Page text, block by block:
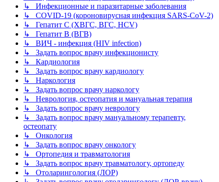
↳ Инфекционные и паразитарные заболевания
↳ COVID-19 (короновирусная инфекция SARS-CoV-2)
↳ Гепатит C (ХВГС, ВГС, HCV)
↳ Гепатит B (ВГВ)
↳ ВИЧ - инфекция (HIV infection)
↳ Задать вопрос врачу инфекционисту
↳ Кардиология
↳ Задать вопрос врачу кардиологу
↳ Наркология
↳ Задать вопрос врачу наркологу
↳ Неврология, остеопатия и мануальная терапия
↳ Задать вопрос врачу неврологу
↳ Задать вопрос врачу мануальному терапевту,
остеопату
↳ Онкология
↳ Задать вопрос врачу онкологу
↳ Ортопедия и травматология
↳ Задать вопрос врачу травматологу, ортопеду
↳ Отоларингология (ЛОР)